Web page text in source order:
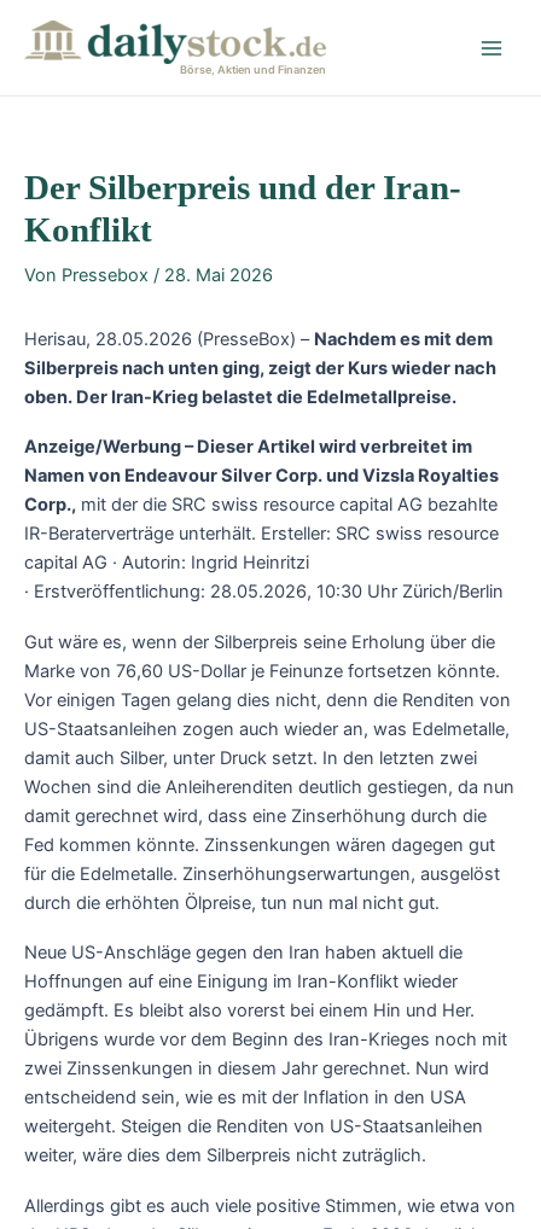
Börse, Aktien und Finanzen
Der Silberpreis und der Iran-
Konflikt
Von Pressebox / 28. Mai 2026
Herisau, 28.05.2026 (PresseBox) – Nachdem es mit dem
Silberpreis nach unten ging, zeigt der Kurs wieder nach
oben. Der Iran-Krieg belastet die Edelmetallpreise.
Anzeige/Werbung – Dieser Artikel wird verbreitet im
Namen von Endeavour Silver Corp. und Vizsla Royalties
Corp., mit der die SRC swiss resource capital AG bezahlte
IR-Beraterverträge unterhält. Ersteller: SRC swiss resource
capital AG · Autorin: Ingrid Heinritzi
· Erstveröffentlichung: 28.05.2026, 10:30 Uhr Zürich/Berlin
Gut wäre es, wenn der Silberpreis seine Erholung über die
Marke von 76,60 US-Dollar je Feinunze fortsetzen könnte.
Vor einigen Tagen gelang dies nicht, denn die Renditen von
US-Staatsanleihen zogen auch wieder an, was Edelmetalle,
damit auch Silber, unter Druck setzt. In den letzten zwei
Wochen sind die Anleiherenditen deutlich gestiegen, da nun
damit gerechnet wird, dass eine Zinserhöhung durch die
Fed kommen könnte. Zinssenkungen wären dagegen gut
für die Edelmetalle. Zinserhöhungserwartungen, ausgelöst
durch die erhöhten Ölpreise, tun nun mal nicht gut.
Neue US-Anschläge gegen den Iran haben aktuell die
Hoffnungen auf eine Einigung im Iran-Konflikt wieder
gedämpft. Es bleibt also vorerst bei einem Hin und Her.
Übrigens wurde vor dem Beginn des Iran-Krieges noch mit
zwei Zinssenkungen in diesem Jahr gerechnet. Nun wird
entscheidend sein, wie es mit der Inflation in den USA
weitergeht. Steigen die Renditen von US-Staatsanleihen
weiter, wäre dies dem Silberpreis nicht zuträglich.
Allerdings gibt es auch viele positive Stimmen, wie etwa von